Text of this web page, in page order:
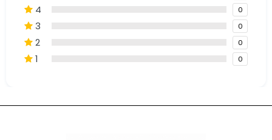
4 0
3 0
2 0
1 0